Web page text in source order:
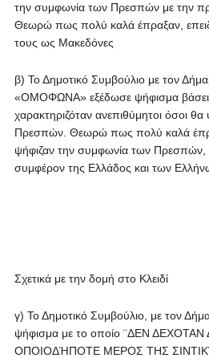
την συμφωνία των Πρεσπών με την
Θεωρώ πως πολύ καλά έπραξαν,
τους ως Μακεδόνες
β) Το Δημοτικό Συμβούλιο με τον
«ΟΜΟΦΩΝΑ» εξέδωσε ψήφισμα βάσει
χαρακτηριζόταν ανεπιθύμητοι όσοι
Πρεσπών. Θεωρώ πως πολύ καλά
ψήφιζαν την συμφωνία των
συμφέρον της Ελλάδος και των
Σχετικά με την δομή στο Κλειδί
γ) Το Δημοτικό Συμβούλιο, με τον
ψήφισμα με το οποίο ¨ΔΕΝ
ΟΠΟΙΟΔΉΠΟΤΕ ΜΕΡΟΣ ΤΗΣ